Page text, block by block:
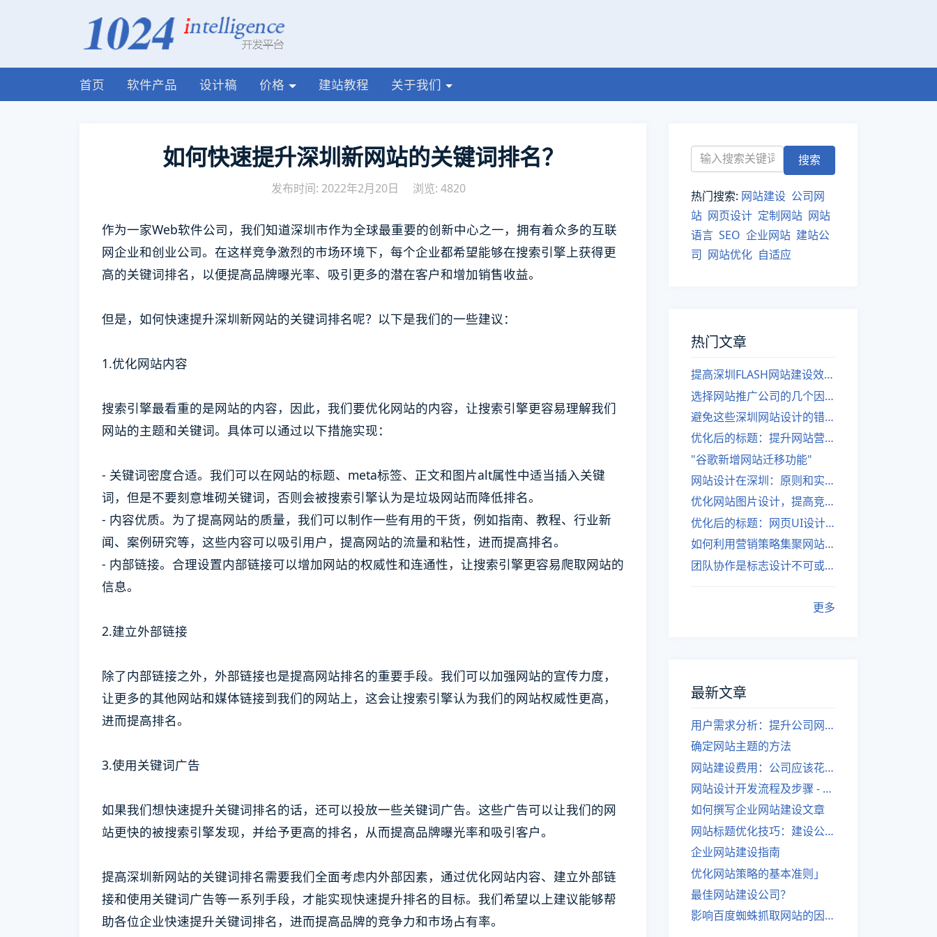
首页 软件产品 设计稿 价格 建站教程 关于我们
如何快速提升深圳新网站的关键词排名？
发布时间: 2022年2月20日 浏览: 4820
作为一家Web软件公司，我们知道深圳市作为全球最重要的创新中心之一，拥有着众多的互联
网企业和创业公司。在这样竞争激烈的市场环境下，每个企业都希望能够在搜索引擎上获得更
高的关键词排名，以便提高品牌曝光率、吸引更多的潜在客户和增加销售收益。
但是，如何快速提升深圳新网站的关键词排名呢？以下是我们的一些建议：
1.优化网站内容
搜索引擎最看重的是网站的内容，因此，我们要优化网站的内容，让搜索引擎更容易理解我们
网站的主题和关键词。具体可以通过以下措施实现：
- 关键词密度合适。我们可以在网站的标题、meta标签、正文和图片alt属性中适当插入关键
词，但是不要刻意堆砌关键词，否则会被搜索引擎认为是垃圾网站而降低排名。
- 内容优质。为了提高网站的质量，我们可以制作一些有用的干货，例如指南、教程、行业新
闻、案例研究等，这些内容可以吸引用户，提高网站的流量和粘性，进而提高排名。
- 内部链接。合理设置内部链接可以增加网站的权威性和连通性，让搜索引擎更容易爬取网站的
信息。
2.建立外部链接
除了内部链接之外，外部链接也是提高网站排名的重要手段。我们可以加强网站的宣传力度，
让更多的其他网站和媒体链接到我们的网站上，这会让搜索引擎认为我们的网站权威性更高，
进而提高排名。
3.使用关键词广告
如果我们想快速提升关键词排名的话，还可以投放一些关键词广告。这些广告可以让我们的网
站更快的被搜索引擎发现，并给予更高的排名，从而提高品牌曝光率和吸引客户。
提高深圳新网站的关键词排名需要我们全面考虑内外部因素，通过优化网站内容、建立外部链
接和使用关键词广告等一系列手段，才能实现快速提升排名的目标。我们希望以上建议能够帮
助各位企业快速提升关键词排名，进而提高品牌的竞争力和市场占有率。
热门搜索: 网站建设 公司网
站 网页设计 定制网站 网站
语言 SEO 企业网站 建站公
司 网站优化 自适应
热门文章
提高深圳FLASH网站建设效率的建议
选择网站推广公司的几个因素
避免这些深圳网站设计的错误
优化后的标题：提升网站营销绩效的策略
"谷歌新增网站迁移功能"
网站设计在深圳：原则和实践
优化网站图片设计，提高竞争力
优化后的标题：网页UI设计与APP UI设计应用软件
如何利用营销策略集聚网站流量
团队协作是标志设计不可或缺的一部分
更多
最新文章
用户需求分析：提升公司网站建设效果
确定网站主题的方法
网站建设费用：公司应该花费多少？
网站设计开发流程及步骤 - 优化后的标题
如何撰写企业网站建设文章
网站标题优化技巧：建设公司的专业指导
企业网站建设指南
优化网站策略的基本准则」
最佳网站建设公司？
影响百度蜘蛛抓取网站的因素有哪些？